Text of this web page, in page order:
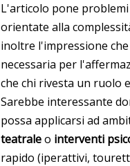
L'articolo pone
orientate alla
inoltre l'impressione
necessaria per
che chi rivesta un ruolo
Sarebbe interessante
possa applicarsi ad
teatraleo interventi
rapido (iperattivi,